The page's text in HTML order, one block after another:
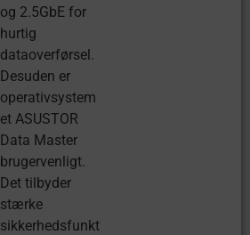
og 2.5GbE for
hurtig
dataoverførsel.
Desuden er
operativsystem
et ASUSTOR
Data Master
brugervenligt.
Det tilbyder
stærke
sikkerhedsfunkt